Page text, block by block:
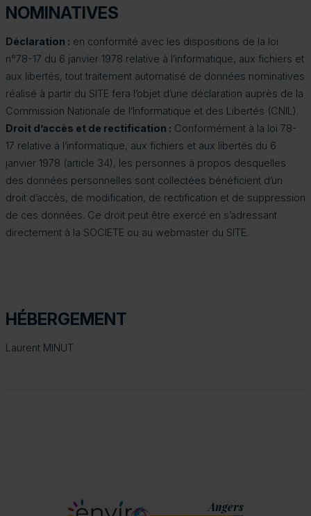
NOMINATIVES
Déclaration : en conformité avec les dispositions de la loi
n°78-17 du 6 janvier 1978 relative à l’informatique, aux fichiers et
aux libertés, tout traitement automatisé de données nominatives
réalisé à partir du SITE fera l’objet d’une déclaration auprès de la
Commission Nationale de l’Informatique et des Libertés (CNIL).
Droit d’accès et de rectification : Conformément à la loi 78-
17 relative à l’informatique, aux fichiers et aux libertés du 6
janvier 1978 (article 34), les personnes à propos desquelles
des données personnelles sont collectées bénéficient d’un
droit d’accès, de modification, de rectification et de suppression
de ces données. Ce droit peut être exercé en s’adressant
directement à la SOCIETE ou au webmaster du SITE.
HÉBERGEMENT
Laurent MINUT
Angers